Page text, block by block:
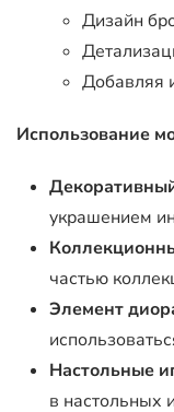
Дизайн
Добавляя
Использование
украшением
частью
Элемент
Настольные
в настольных